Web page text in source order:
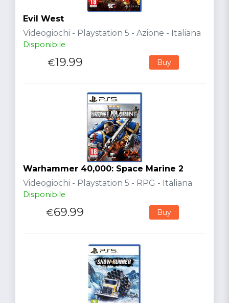
Evil West
Videogiochi - Playstation 5 - Azione - Italiana
Disponibile
€19.99 Buy
Warhammer 40,000: Space Marine 2
Videogiochi - Playstation 5 - RPG - Italiana
Disponibile
€69.99 Buy